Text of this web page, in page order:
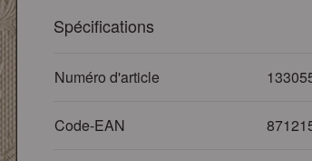
Spécifications
Numéro d'article
Code-EAN